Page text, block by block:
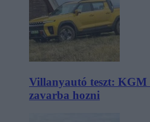
Villanyautó teszt: KGM
zavarba hozni